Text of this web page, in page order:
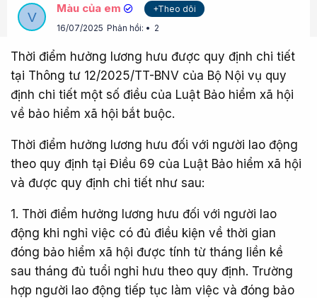
V
Màu của em
+Theo dõi
16/07/2025 Phản hồi: 2
Thời điểm hưởng lương hưu được quy định chi tiết
tại Thông tư 12/2025/TT-BNV của Bộ Nội vụ quy
định chi tiết một số điều của Luật Bảo hiểm xã hội
về bảo hiểm xã hội bắt buộc.
Thời điểm hưởng lương hưu đối với người lao động
theo quy định tại Điều 69 của Luật Bảo hiểm xã hội
và được quy định chi tiết như sau:
1. Thời điểm hưởng lương hưu đối với người lao
động khi nghỉ việc có đủ điều kiện về thời gian
đóng bảo hiểm xã hội được tính từ tháng liền kề
sau tháng đủ tuổi nghỉ hưu theo quy định. Trường
hợp người lao động tiếp tục làm việc và đóng bảo